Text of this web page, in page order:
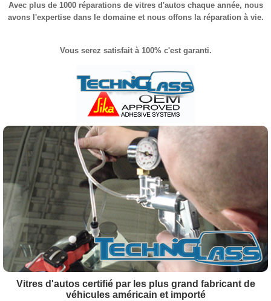
Avec plus de 1000 réparations de vitres d'autos chaque année, nous
avons l'expertise dans le domaine et nous offons la réparation à vie.
Vous serez satisfait à 100% c'est garanti.
Vitres d'autos certifié par les plus grand fabricant de
véhicules américain et importé